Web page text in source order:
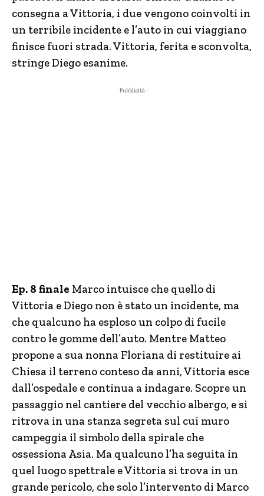
consegna a Vittoria, i due vengono coinvolti in
un terribile incidente e l’auto in cui viaggiano
finisce fuori strada. Vittoria, ferita e sconvolta,
stringe Diego esanime.
- Pubblicità -
Ep. 8 finale Marco intuisce che quello di
Vittoria e Diego non è stato un incidente, ma
che qualcuno ha esploso un colpo di fucile
contro le gomme dell’auto. Mentre Matteo
propone a sua nonna Floriana di restituire ai
Chiesa il terreno conteso da anni, Vittoria esce
dall’ospedale e continua a indagare. Scopre un
passaggio nel cantiere del vecchio albergo, e si
ritrova in una stanza segreta sul cui muro
campeggia il simbolo della spirale che
ossessiona Asia. Ma qualcuno l’ha seguita in
quel luogo spettrale e Vittoria si trova in un
grande pericolo, che solo l’intervento di Marco